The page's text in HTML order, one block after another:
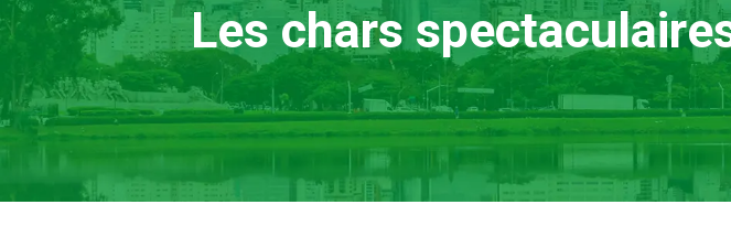
Les chars